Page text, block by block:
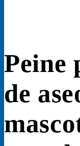
Peine
de